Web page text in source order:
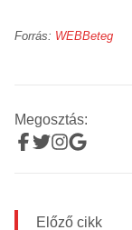
Forrás: WEBBeteg
Megosztás:
Előző cikk